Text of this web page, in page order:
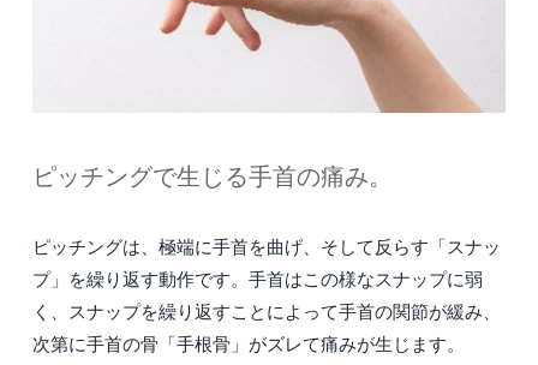
ピッチングで生じる手首の痛み。
ピッチングは、極端に手首を曲げ、そして反らす「スナッ
プ」を繰り返す動作です。手首はこの様なスナップに弱
く、スナップを繰り返すことによって手首の関節が緩み、
次第に手首の骨「手根骨」がズレて痛みが生じます。